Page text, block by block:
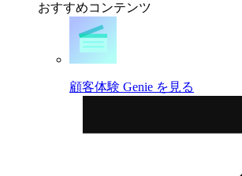
おすすめコンテンツ
顧客体験 Genie を見る